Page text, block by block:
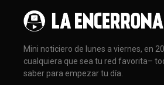
Mini noticiero de lunes a viernes, en
cualquiera que sea tu red favorita–
saber para empezar tu día.